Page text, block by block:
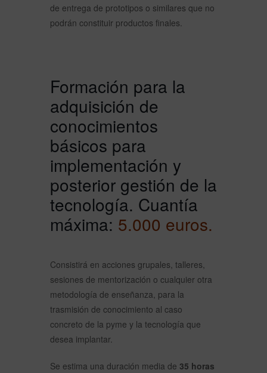
de entrega de prototipos o similares que no
podrán constituir productos finales.
Formación para la
adquisición de
conocimientos
básicos para
implementación y
posterior gestión de la
tecnología. Cuantía
máxima: 5.000 euros.
Consistirá en acciones grupales, talleres,
sesiones de mentorización o cualquier otra
metodología de enseñanza, para la
trasmisión de conocimiento al caso
concreto de la pyme y la tecnología que
desea implantar.
Se estima una duración media de 35 horas